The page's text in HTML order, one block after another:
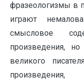
фразеологизмы в
играют
смысловое
произведения,
великого
произведения,